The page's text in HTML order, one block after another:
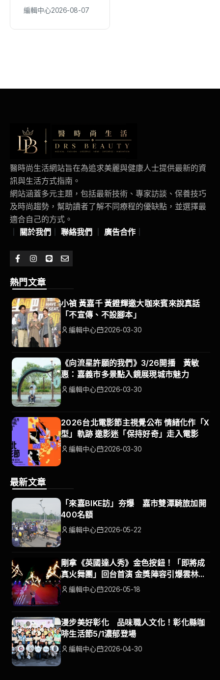
「2026地政魔法夏
令營」精彩落幕！
編輯中心2026-08-07
醫時尚生活網站旨在為追求美麗與健康人士提供最新的資
訊與生活方式指南。
網站涵蓋多元主題，包括最新技術、專家訪談、保養技巧
及時尚趨勢，幫助讀者了解不同療程的優缺點，並選擇最
適合自己的方式。
關於我們 聯絡我們 廣告合作
熱門文章
小禎 黃嘉千 黃鐙輝邀大咖來賓來說真話
「不宣傳、不設腳本」
編輯中心 2026-03-30
《向流星許願的我們》3/26開播 黃敏
惠：嘉義市多景點入鏡展現城市魅力
編輯中心 2026-03-30
2026台北電影節主視覺公布 情緒化作「X
型」軌跡 邀影迷「保持好奇」走入電影
編輯中心 2026-03-30
最新文章
「來嘉BIKE訪」夯爆 嘉市雙潭騎旅加開
400名額
編輯中心 2026-05-22
剛拿《英國達人秀》金色按鈕！「即將成
真火舞團」回台首演 金獎陣容引爆雲林
2500人淚讚
編輯中心 2026-05-18
漫步美好彰化 品味職人文化！彰化縣咖
啡生活節5/1濃郁登場
編輯中心 2026-04-30